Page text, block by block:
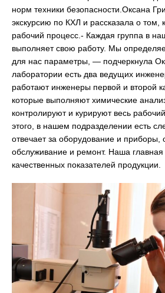
норм техники безопасности.Оксана
экскурсию по КХЛ и рассказала о том,
рабочий процесс.- Каждая группа в
выполняет свою работу. Мы
для нас параметры, — подчеркнула
лаборатории есть два ведущих
работают инженеры первой и второй
которые выполняют химические
контролируют и курируют весь
этого, в нашем подразделении есть
отвечает за оборудование и приборы,
обслуживание и ремонт. Наша
качественных показателей продукции.